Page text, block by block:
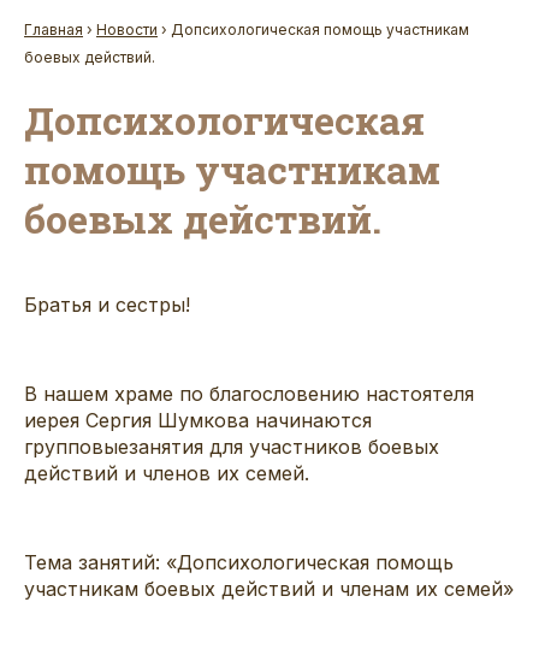
Главная › Новости › Допсихологическая помощь участникам
боевых действий.
Допсихологическая
помощь участникам
боевых действий.
Братья и сестры!
В нашем храме по благословению настоятеля
иерея Сергия Шумкова начинаются
групповыезанятия для участников боевых
действий и членов их семей.
Тема занятий: «Допсихологическая помощь
участникам боевых действий и членам их семей»